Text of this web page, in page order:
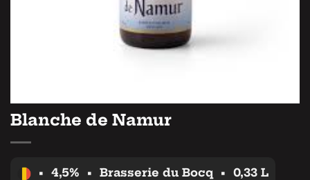
Blanche de Namur
• 4,5% • Brasserie du Bocq • 0,33 L